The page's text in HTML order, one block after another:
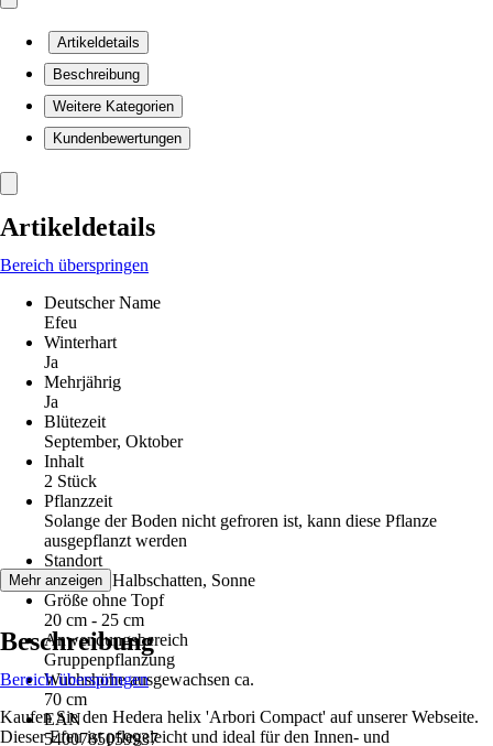
Artikeldetails
Beschreibung
Weitere Kategorien
Kundenbewertungen
Artikeldetails
Bereich überspringen
Deutscher Name
Efeu
Winterhart
Ja
Mehrjährig
Ja
Blütezeit
September, Oktober
Inhalt
2 Stück
Pflanzzeit
Solange der Boden nicht gefroren ist, kann diese Pflanze
ausgepflanzt werden
Standort
Schatten, Halbschatten, Sonne
Größe ohne Topf
20 cm - 25 cm
Anwendungsbereich
Gruppenpflanzung
Wuchshöhe ausgewachsen ca.
70 cm
EAN
5400785059937
Mehr anzeigen
Beschreibung
Bereich überspringen
Kaufen Sie den Hedera helix 'Arbori Compact' auf unserer Webseite.
Dieser Efeu ist pflegeleicht und ideal für den Innen- und